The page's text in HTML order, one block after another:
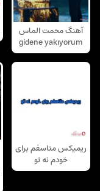
آهنگ محمت الماس
gidene yakıyorum
ریمیکس متاسفم برای
خودم نه تو